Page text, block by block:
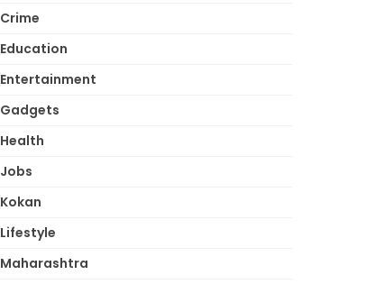
Crime
Education
Entertainment
Gadgets
Health
Jobs
Kokan
Lifestyle
Maharashtra